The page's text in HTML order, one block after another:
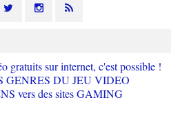
sur internet, c'est possible !
DU JEU VIDEO
vers des sites GAMING